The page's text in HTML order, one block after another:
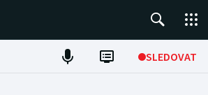
SLEDOVAT